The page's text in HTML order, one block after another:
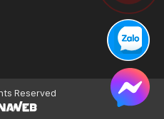
Reserved